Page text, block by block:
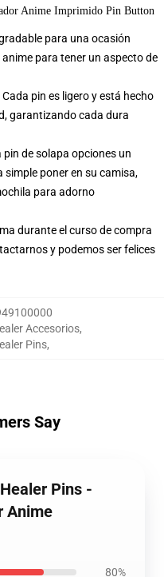
Anime Imprimido Pin Button
para una ocasión
para tener un aspecto de
pin es ligero y está hecho
garantizando cada dura
de solapa opciones un
simple poner en su camisa,
para adorno
durante el curso de compra
y podemos ser felices
Accesorios,
Pins,
Say
Pins -
Anime
80%